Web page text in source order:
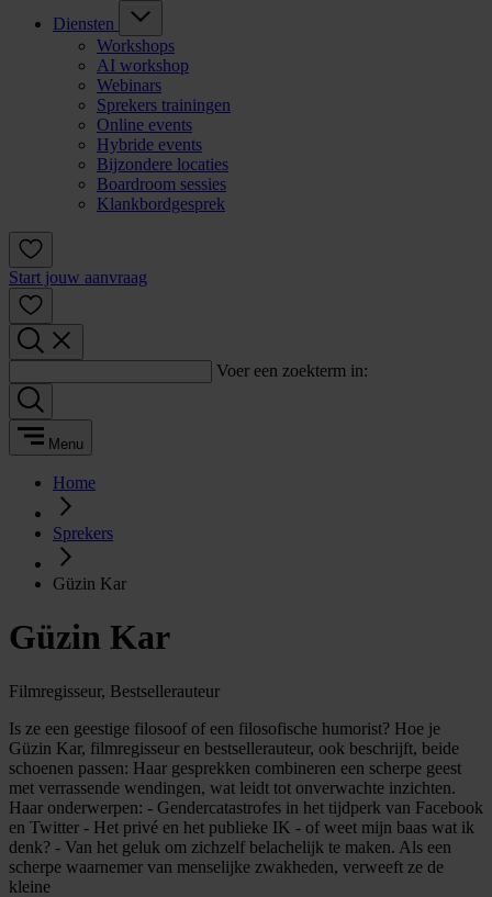
Diensten
Workshops
AI workshop
Webinars
Sprekers trainingen
Online events
Hybride events
Bijzondere locaties
Boardroom sessies
Klankbordgesprek
Start jouw aanvraag
Voer een zoekterm in:
Menu
Home
Sprekers
Güzin Kar
Güzin Kar
Filmregisseur, Bestsellerauteur
Is ze een geestige filosoof of een filosofische humorist? Hoe je
Güzin Kar, filmregisseur en bestsellerauteur, ook beschrijft, beide
schoenen passen: Haar gesprekken combineren een scherpe geest
met verrassende wendingen, wat leidt tot onverwachte inzichten.
Haar onderwerpen: - Gendercatastrofes in het tijdperk van Facebook
en Twitter - Het privé en het publieke IK - of weet mijn baas wat ik
denk? - Van het geluk om zichzelf belachelijk te maken. Als een
scherpe waarnemer van menselijke zwakheden, verweeft ze de
kleine